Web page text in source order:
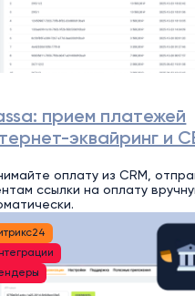
прием платежей
эквайринг и
оплату из CRM,
ссылки на оплату